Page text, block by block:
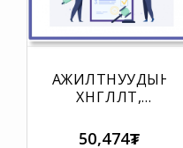
АЖИЛТНУУДЫН
ХӨНГӨЛӨЛТ,
ЖУРАМ
50,474₮